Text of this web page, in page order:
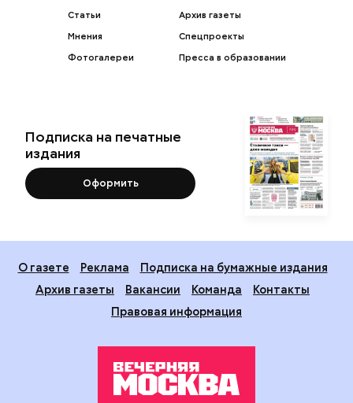
Статьи
Мнения
Фотогалереи
Архив газеты
Спецпроекты
Пресса в образовании
Подписка на печатные
издания
Оформить
О газете Реклама
Подписка на бумажные издания
Архив газеты
Вакансии Команда
Контакты
Правовая информация